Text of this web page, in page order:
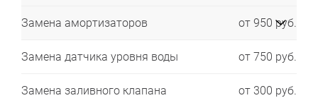
Замена амортизаторов от 950 руб.
Замена датчика уровня воды от 750 руб.
Замена заливного клапана от 300 руб.